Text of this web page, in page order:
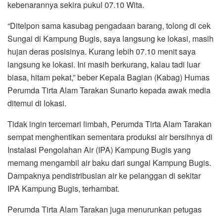
kebenarannya sekira pukul 07.10 Wita.
“Ditelpon sama kasubag pengadaan barang, tolong di cek
Sungai di Kampung Bugis, saya langsung ke lokasi, masih
hujan deras posisinya. Kurang lebih 07.10 menit saya
langsung ke lokasi. Ini masih berkurang, kalau tadi luar
biasa, hitam pekat,” beber Kepala Bagian (Kabag) Humas
Perumda Tirta Alam Tarakan Sunarto kepada awak media
ditemui di lokasi.
Tidak ingin tercemari limbah, Perumda Tirta Alam Tarakan
sempat menghentikan sementara produksi air bersihnya di
Instalasi Pengolahan Air (IPA) Kampung Bugis yang
memang mengambil air baku dari sungai Kampung Bugis.
Dampaknya pendistribusian air ke pelanggan di sekitar
IPA Kampung Bugis, terhambat.
Perumda Tirta Alam Tarakan juga menurunkan petugas